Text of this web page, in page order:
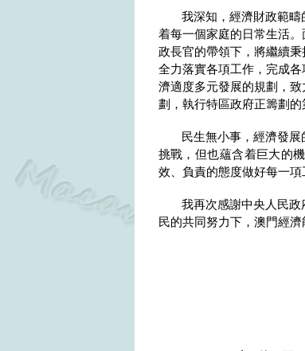
我深知，經濟財政範
着每一個家庭的日常生活
政長官的帶領下，將繼續秉
全力落實各項工作，完成
濟適度多元發展的規劃，
劃，執行特區政府正籌劃的
民生無小事，經濟發
挑戰，但也蘊含着巨大的
效、負責的態度做好每一項
我再次感謝中央人民
民的共同努力下，澳門經濟